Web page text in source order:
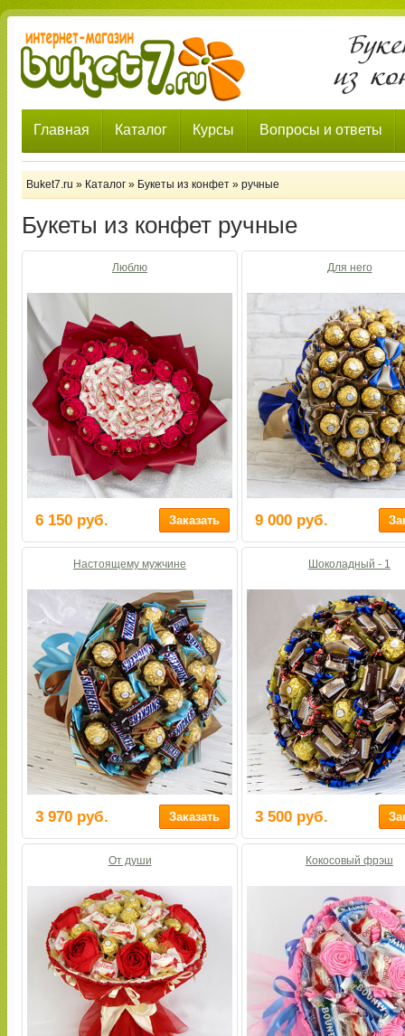
Главная Каталог Курсы Вопросы и ответы
Buket7.ru » Каталог » Букеты из конфет » ручные
Букеты из конфет ручные
Люблю
6 150 руб.
Для него
9 000 руб.
Настоящему мужчине
3 970 руб.
Шоколадный - 1
3 500 руб.
От души Кокосовый фрэш